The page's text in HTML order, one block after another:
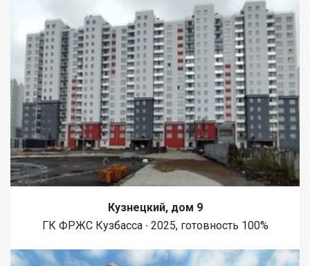
Кузнецкий, дом 9
ГК ФРЖС Кузбасса ∙ 2025, готовность 100%